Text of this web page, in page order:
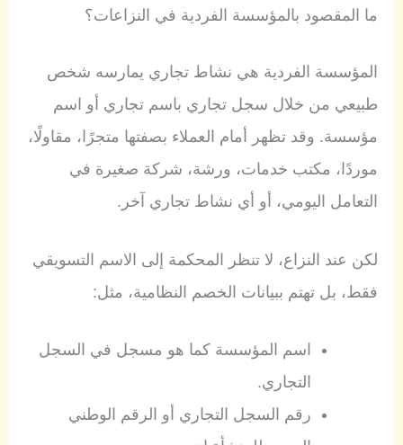
ما المقصود بالمؤسسة الفردية في النزاعات؟
المؤسسة الفردية هي نشاط تجاري يمارسه شخص
طبيعي من خلال سجل تجاري باسم تجاري أو اسم
مؤسسة. وقد تظهر أمام العملاء بصفتها متجرًا، مقاولًا،
موردًا، مكتب خدمات، ورشة، شركة صغيرة في
التعامل اليومي، أو أي نشاط تجاري آخر.
لكن عند النزاع، لا تنظر المحكمة إلى الاسم التسويقي
فقط، بل تهتم ببيانات الخصم النظامية، مثل:
اسم المؤسسة كما هو مسجل في السجل
التجاري.
رقم السجل التجاري أو الرقم الوطني